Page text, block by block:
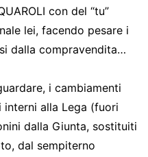
con del “tu”
lei, facendo pesare i
dalla compravendita…
i cambiamenti
alla Lega (fuori
dalla Giunta, sostituiti
dal sempiterno